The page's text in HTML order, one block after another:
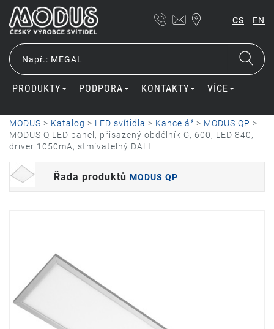
CS | EN
PRODUKTY PODPORA KONTAKTY VÍCE
MODUS > Katalog > LED svítidla > Kancelář > MODUS QP >
MODUS Q LED panel, přisazený obdélník C, 600, LED 840,
driver 1050mA, stmívatelný DALI
Řada produktů MODUS QP